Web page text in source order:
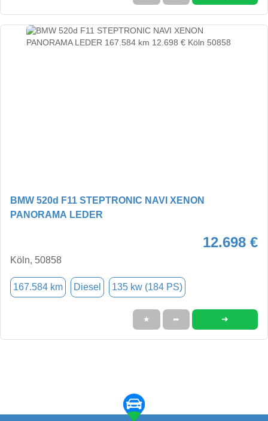
BMW 520d F11 STEPTRONIC NAVI XENON
PANORAMA LEDER
12.698 €
Köln, 50858
167.584 km Diesel 135 kw (184 PS)
★ ➦ ➜